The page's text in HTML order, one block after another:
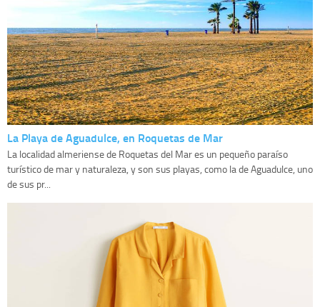
La Playa de Aguadulce, en Roquetas de Mar
La localidad almeriense de Roquetas del Mar es un pequeño paraíso
turístico de mar y naturaleza, y son sus playas, como la de Aguadulce, uno
de sus pr...